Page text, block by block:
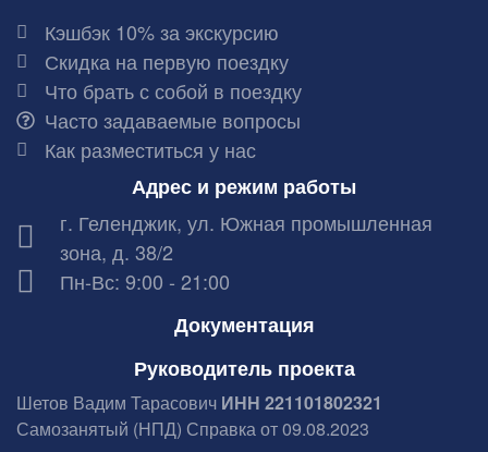
Кэшбэк 10% за экскурсию
Скидка на первую поездку
Что брать с собой в поездку
Часто задаваемые вопросы
Как разместиться у нас
Адрес и режим работы
г. Геленджик, ул. Южная промышленная
зона, д. 38/2
Пн-Вс: 9:00 - 21:00
Документация
Руководитель проекта
Шетов Вадим Тарасович ИНН 221101802321
Самозанятый (НПД) Справка от 09.08.2023